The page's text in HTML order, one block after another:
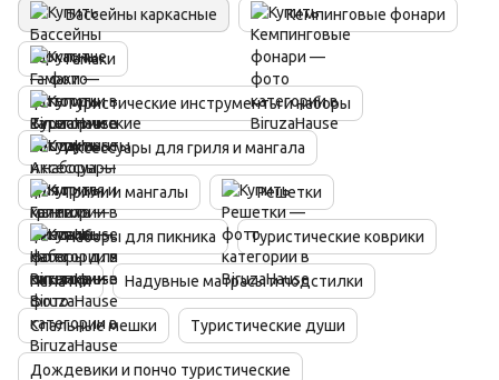
Бассейны каркасные Кемпинговые фонари
Гамаки
Туристические инструменты и наборы
Аксессуары для гриля и мангала
Грили и мангалы Решетки
Наборы для пикника Туристические коврики
Палатки Надувные матрасы и подстилки
Спальные мешки Туристические души
Дождевики и пончо туристические